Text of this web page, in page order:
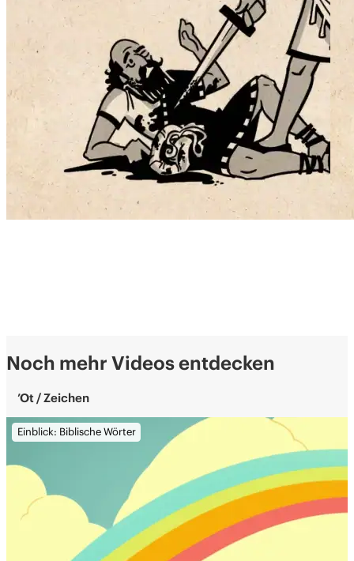
Noch mehr Videos entdecken
’Ot / Zeichen
Einblick: Biblische Wörter